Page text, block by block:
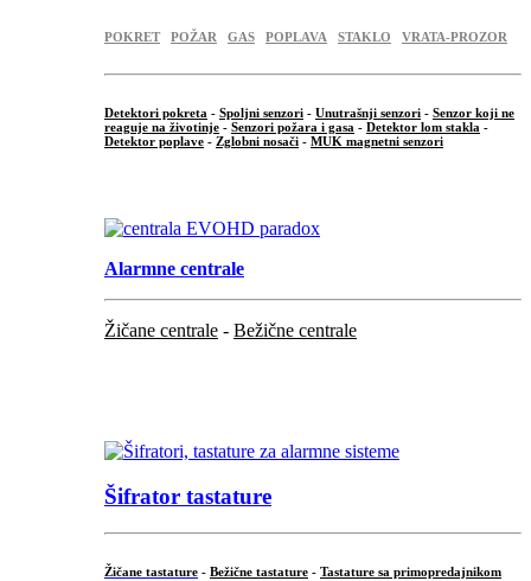
POKRET POŽAR GAS POPLAVA STAKLO VRATA-PROZOR
Detektori pokreta - Spoljni senzori - Unutrašnji senzori - Senzor koji ne
reaguje na životinje - Senzori požara i gasa - Detektor lom stakla -
Detektor poplave - Zglobni nosači - MUK magnetni senzori
Alarmne centrale
Žičane centrale - Bežične centrale
Šifrator tastature
Žičane tastature - Bežične tastature - Tastature sa primopredajnikom